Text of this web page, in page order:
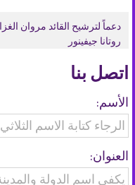
كون
صوت
الحركة
الكشفية
الى
العالم
دعماً لترشيح القائد مروان
روتانا جيفينور
اتصل بنا
الأسم:
العنوان: